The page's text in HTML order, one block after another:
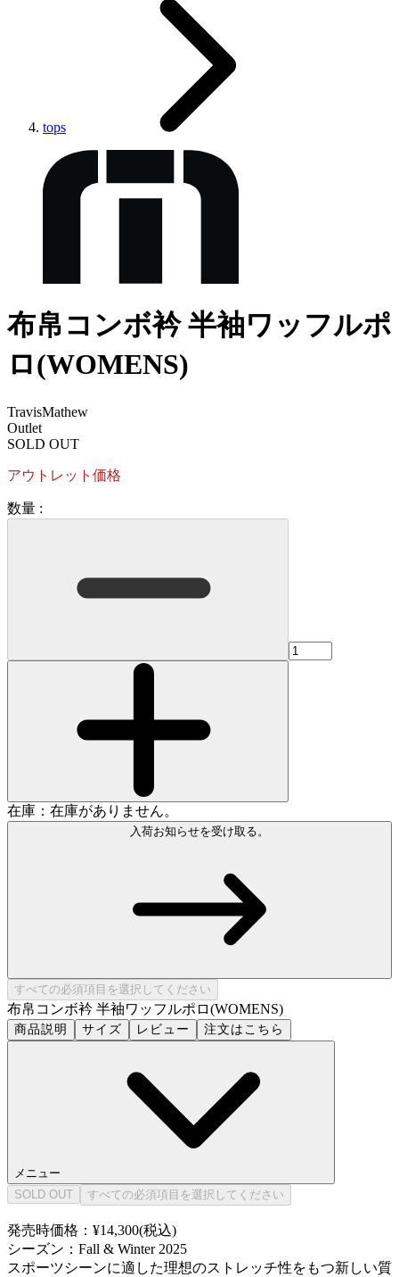
tops
布帛コンボ衿 半袖ワッフルポ
ロ(WOMENS)
TravisMathew
Outlet
SOLD OUT
アウトレット価格
数量 :
在庫：在庫がありません。
入荷お知らせを受け取る。
すべての必須項目を選択してください
布帛コンボ衿 半袖ワッフルポロ(WOMENS)
商品説明 サイズ レビュー 注文はこちら
メニュー
SOLD OUT
すべての必須項目を選択してください
発売時価格：¥14,300(税込)
シーズン：Fall & Winter 2025
スポーツシーンに適した理想のストレッチ性をもつ新しい質